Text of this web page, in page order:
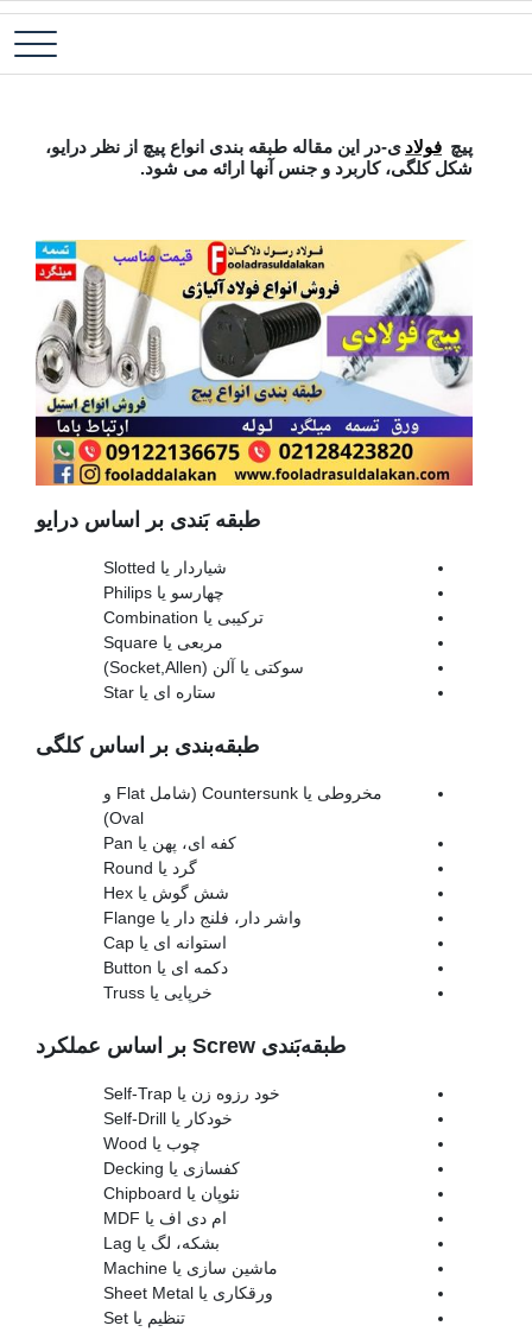
فولاد آلیاژی-میلگرد آلیاژی-تسمه آلیاژی-ورق آلیاژی-لوله آلیاژی-نبشی
پیچ فولاد ی-در این مقاله طبقه بندی انواع پیچ از نظر درایو،
شکل کلگی، کاربرد و جنس آنها ارائه می شود.
طبقه بَندی بر اساس درایو
شیاردار یا Slotted
چهارسو یا Philips
ترکیبی یا Combination
مربعی یا Square
سوکتی یا آلن (Socket,Allen)
ستاره ای یا Star
طبقه‌بندی بر اساس کلگی
مخروطی یا Countersunk (شامل Flat و
Oval)
کفه ای، پهن یا Pan
گرد یا Round
شش گوش یا Hex
واشر دار، فلنج دار یا Flange
استوانه ای یا Cap
دکمه ای یا Button
خرپایی یا Truss
طبقهبَندی Screw بر اساس عملکرد
خود رزوه زن یا Self-Trap
خودکار یا Self-Drill
چوب یا Wood
کفسازی یا Decking
نئوپان یا Chipboard
ام دی اف یا MDF
بشکه، لگ یا Lag
ماشین سازی یا Machine
ورقکاری یا Sheet Metal
تنظیم یا Set